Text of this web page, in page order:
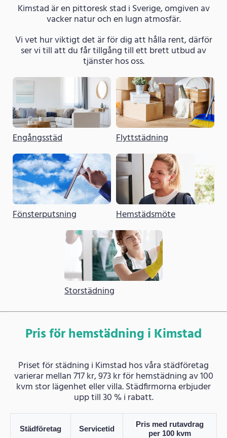
Kimstad är en pittoresk stad i Sverige, omgiven av
vacker natur och en lugn atmosfär.
Vi vet hur viktigt det är för dig att hålla rent, därför
ser vi till att du får tillgång till ett brett utbud av
tjänster hos oss.
Engångsstäd Flyttstädning
Fönsterputsning Hemstädsmöte
Storstädning
Pris för hemstädning i Kimstad
Priset för städning i Kimstad hos våra städföretag
varierar mellan 717 kr, 973 kr för hemstädning av 100
kvm stor lägenhet eller villa. Städfirmorna erbjuder
upp till 30 % i rabatt.
Städföretag Servicetid
Pris med rutavdrag
per 100 kvm